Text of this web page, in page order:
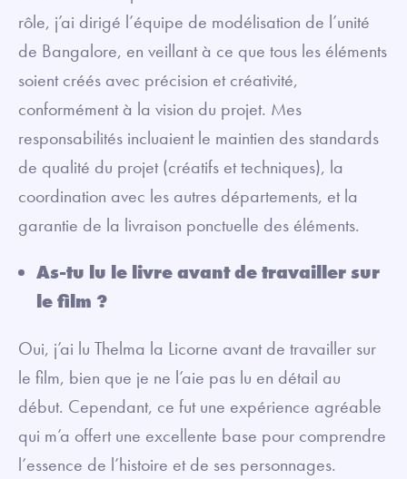
rôle, j’ai dirigé l’équipe de modélisation de l’unité
de Bangalore, en veillant à ce que tous les éléments
soient créés avec précision et créativité,
conformément à la vision du projet. Mes
responsabilités incluaient le maintien des standards
de qualité du projet (créatifs et techniques), la
coordination avec les autres départements, et la
garantie de la livraison ponctuelle des éléments.
As-tu lu le livre avant de travailler sur
le film ?
Oui, j’ai lu Thelma la Licorne avant de travailler sur
le film, bien que je ne l’aie pas lu en détail au
début. Cependant, ce fut une expérience agréable
qui m’a offert une excellente base pour comprendre
l’essence de l’histoire et de ses personnages.